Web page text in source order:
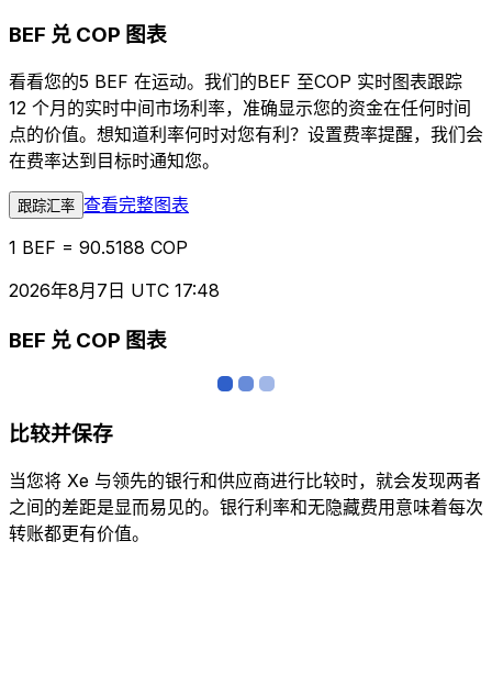
BEF 兑 COP 图表
看看您的5 BEF 在运动。我们的BEF 至COP 实时图表跟踪
12 个月的实时中间市场利率，准确显示您的资金在任何时间
点的价值。想知道利率何时对您有利？设置费率提醒，我们会
在费率达到目标时通知您。
跟踪汇率 查看完整图表
1 BEF = 90.5188 COP
2026年8月7日 UTC 17:48
BEF 兑 COP 图表
比较并保存
当您将 Xe 与领先的银行和供应商进行比较时，就会发现两者
之间的差距是显而易见的。银行利率和无隐藏费用意味着每次
转账都更有价值。